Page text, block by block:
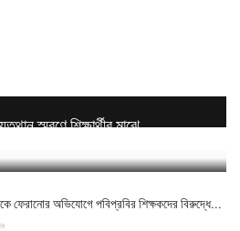
স্মরণে শিক্ষার্থীর মাঝে...
ফেরানোর অভিযোগে পবিপ্রবির শিক্ষকদের বিরুদ্ধে...